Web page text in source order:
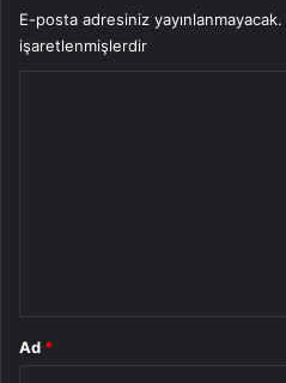
E-posta adresiniz yayınlanmayacak.
işaretlenmişlerdir
Ad *